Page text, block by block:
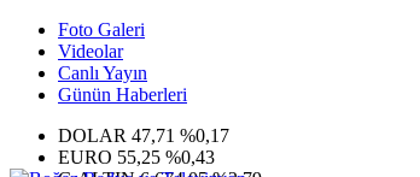
Foto Galeri
Videolar
Canlı Yayın
Günün Haberleri
DOLAR 47,71 %0,17
EURO 55,25 %0,43